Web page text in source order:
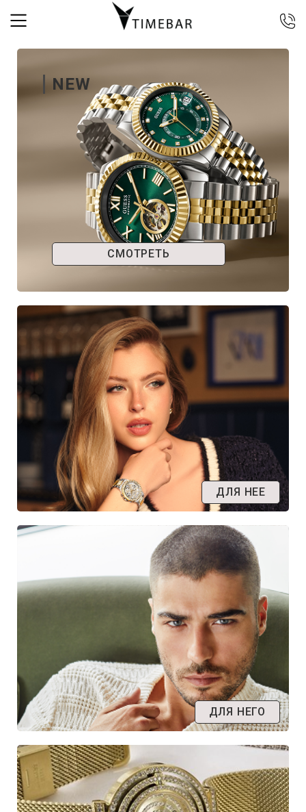
067 344 14 44 (viber)
099 399 23 80
0 800 305 805
Бесплатно по Украине
NEW
СМОТРЕТЬ
ДЛЯ НЕЕ
ДЛЯ НЕГО